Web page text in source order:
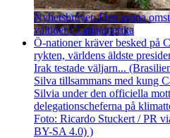
Nyhetsbrevet: Den gröna
valtider i Latinamerika
Ö-nationer kräver besked på
rykten, världens äldste
Irak testade väljarn...
Silva tillsammans med kung
Silvia under den officiella
delegationscheferna på
Foto: Ricardo Stuckert / PR
BY-SA 4.0) )